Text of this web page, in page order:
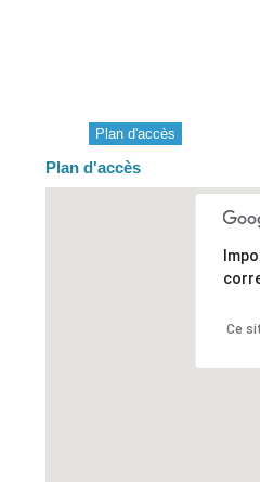
Plan d'accès
Plan d'accès
Ce